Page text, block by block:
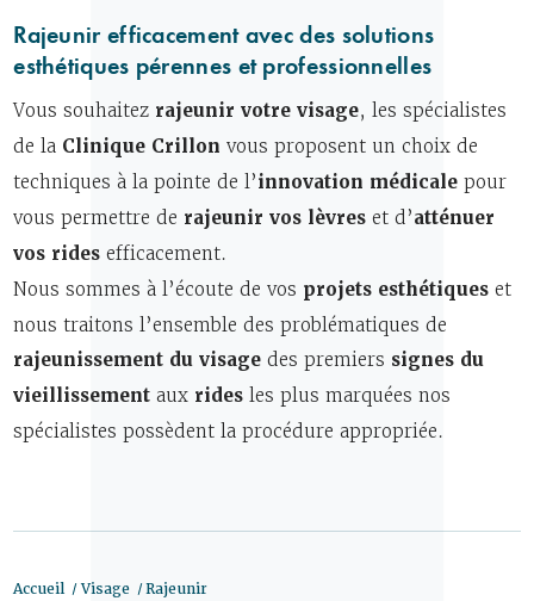
Rajeunir efficacement avec des solutions
esthétiques pérennes et professionnelles
Vous souhaitez rajeunir votre visage, les spécialistes
de la Clinique Crillon vous proposent un choix de
techniques à la pointe de l’innovation médicale pour
vous permettre de rajeunir vos lèvres et d’atténuer
vos rides efficacement.
Nous sommes à l’écoute de vos projets esthétiques et
nous traitons l’ensemble des problématiques de
rajeunissement du visage des premiers signes du
vieillissement aux rides les plus marquées nos
spécialistes possèdent la procédure appropriée.
Accueil Visage Rajeunir